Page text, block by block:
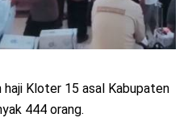
haji Kloter 15 asal Kabupaten
444 orang.